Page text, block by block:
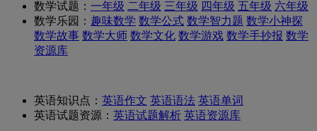
数学试题： 一年级 二年级 三年级 四年级 五年级 六年级
数学乐园： 趣味数学 数学公式 数学智力题 数学小神探
数学故事 数学大师 数学文化 数学游戏 数学手抄报 数学
资源库
英语知识点： 英语作文 英语语法 英语单词
英语试题资源： 英语试题解析 英语资源库